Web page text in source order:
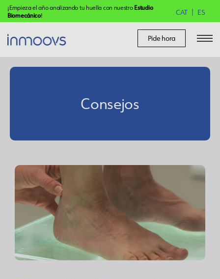
¡Empieza el año analizando tu huella con nuestro Estudio
Biomecánico! CAT ES
Pide hora
Consejos